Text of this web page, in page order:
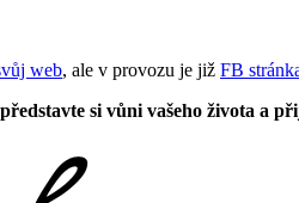
web, ale v provozu je již FB
si vůni vašeho života a